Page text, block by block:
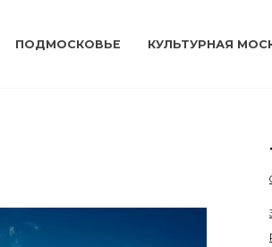
ПОДМОСКОВЬЕ КУЛЬТУРНАЯ